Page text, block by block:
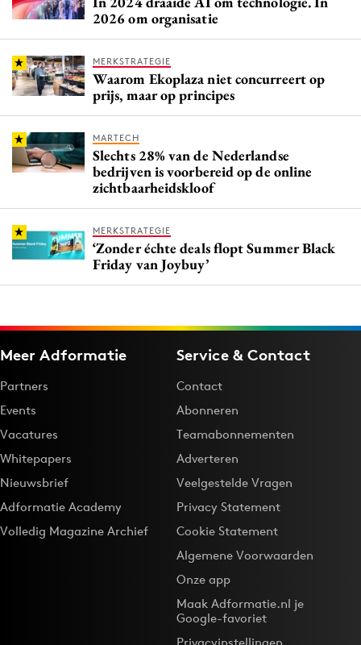
2026 om organisatie
MERKSTRATEGIE
Waarom Ekoplaza niet concurreert op
prijs, maar op principes
MARTECH
Slechts 28% van de Nederlandse
bedrijven is voorbereid op de online
zichtbaarheidskloof
MERKSTRATEGIE
‘Zonder échte deals flopt Summer Black
Friday van Joybuy’
Meer Adformatie
Partners
Events
Vacatures
Whitepapers
Nieuwsbrief
Adformatie Academy
Volledig Magazine Archief
Service & Contact
Contact
Abonneren
Teamabonnementen
Adverteren
Veelgestelde Vragen
Privacy Statement
Cookie Statement
Algemene Voorwaarden
Onze app
Maak Adformatie.nl je
Google-favoriet